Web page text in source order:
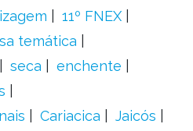
11º FNEX
temática
seca
enchente
Cariacica
Jaicós